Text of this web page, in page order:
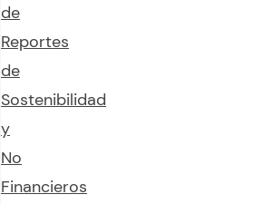
de
Reportes
de
Sostenibilidad
y
No
Financieros